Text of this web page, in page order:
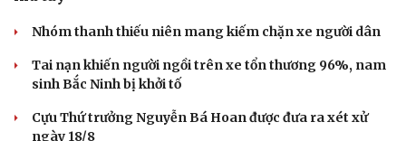
CÔNG NGHỆ
Giá thu cũ iPhone tăng, Apple muốn người dùng
lên đời
Các nhà khoa học Nhật Bản phát hiện dấu hiệu của “hạt